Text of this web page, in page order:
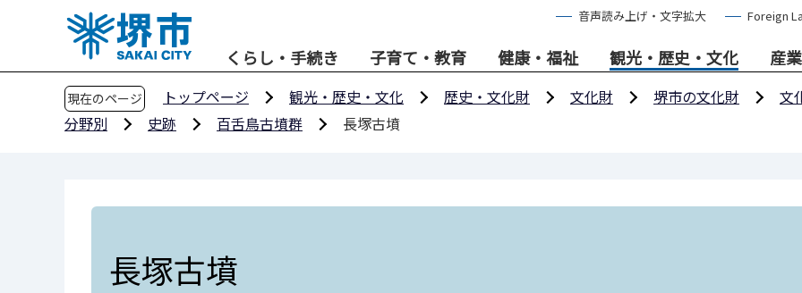
音声読み上げ・文字拡大 Foreign
くらし・手続き 子育て・教育 健康・福祉 観光・歴史・文化 産
現在のページ トップページ 観光・歴史・文化 歴史・文化財 文化財 堺市の文化財
文
分野別
史跡 百舌鳥古墳群 長塚古墳
長塚古墳